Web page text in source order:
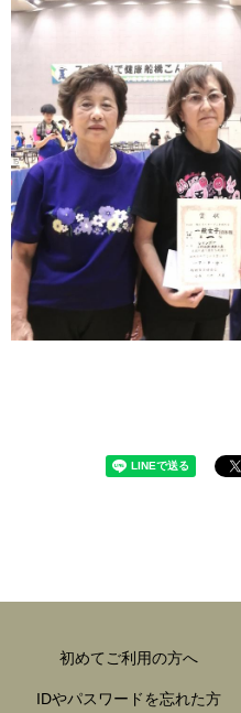
初めてご利用の方へ
IDやパスワードを忘れた方